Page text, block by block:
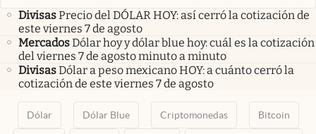
DivisasPrecio del DÓLAR HOY: así cerró la cotización de
este viernes 7 de agosto
MercadosDólar hoy y dólar blue hoy: cuál es la cotización
del viernes 7 de agosto minuto a minuto
DivisasDólar a peso mexicano HOY: a cuánto cerró la
cotización de este viernes 7 de agosto
Dólar Dólar Blue Criptomonedas Bitcoin